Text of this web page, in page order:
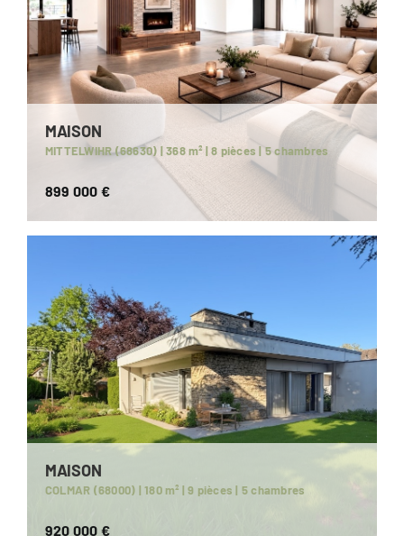
MAISON
MITTELWIHR (68630) | 368 m² | 8 pièces | 5 chambres
899 000 €
MAISON
COLMAR (68000) | 180 m² | 9 pièces | 5 chambres
920 000 €